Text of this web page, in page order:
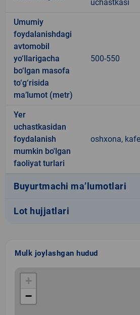
uchastkasi
Umumiy
foydalanishdagi
avtomobil
yo‘llarigacha
bo‘lgan masofa
to‘g‘risida
ma’lumot (metr)
500-550
Yer
uchastkasidan
foydalanish
mumkin bo'lgan
faoliyat turlari
oshxona,
Buyurtmachi ma’lumotlari
Lot hujjatlari
Mulk joylashgan hudud
+
−